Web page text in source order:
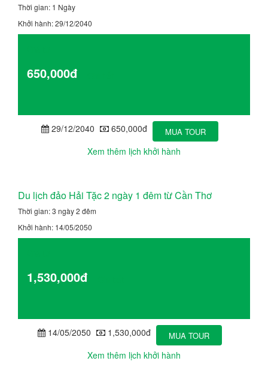
Thời gian: 1 Ngày
Khởi hành: 29/12/2040
650,000đ
29/12/2040 650,000đ MUA TOUR
Xem thêm lịch khởi hành
Du lịch đảo Hải Tặc 2 ngày 1 đêm từ Cần Thơ
Thời gian: 3 ngày 2 đêm
Khởi hành: 14/05/2050
1,530,000đ
14/05/2050 1,530,000đ MUA TOUR
Xem thêm lịch khởi hành